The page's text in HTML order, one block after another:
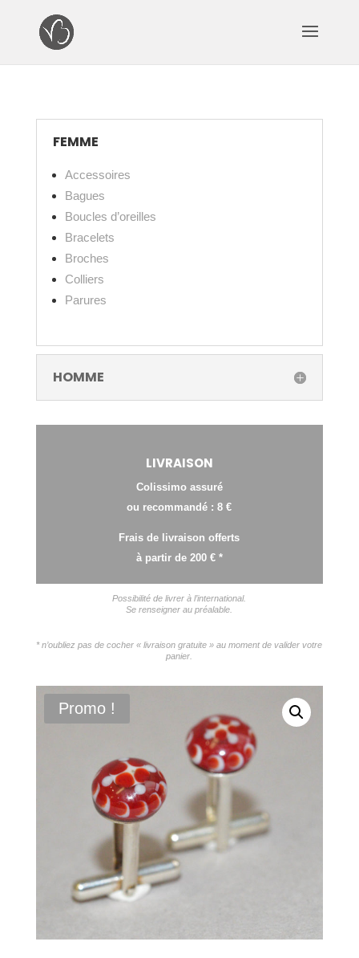
FEMME
Accessoires
Bagues
Boucles d’oreilles
Bracelets
Broches
Colliers
Parures
HOMME
LIVRAISON
Colissimo assuré
ou recommandé : 8 €
Frais de livraison offerts
à partir de 200 € *
Possibilité de livrer à l’international.
Se renseigner au préalable.
* n’oubliez pas de cocher « livraison gratuite » au moment de valider votre
panier.
Promo !